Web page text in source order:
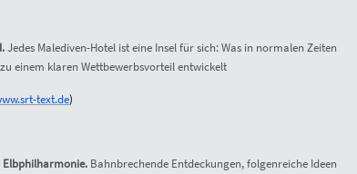
Jedes Malediven-Hotel ist eine Insel für sich: Was in normalen Zeiten
einem klaren Wettbewerbsvorteil entwickelt
text.de)
Elbphilharmonie. Bahnbrechende Entdeckungen, folgenreiche Ideen